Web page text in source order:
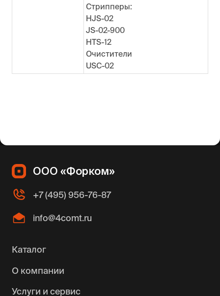
Стрипперы:
HJS-02
JS-02-900
HTS-12
Очистители
USC-02
ООО «Форком»
+7 (495) 956-76-87
info@4comt.ru
Каталог
О компании
Услуги и сервис